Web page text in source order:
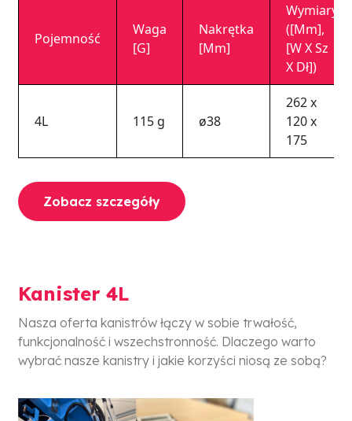
Pojemność
Waga
[g]
Nakrętka
[mm]
Wymiary
([mm],
[w X Sz
X Dł])
4L 115 g ø38
262 x
120 x
175
Zobacz szczegóły
Kanister 4L
Nasza oferta kanistrów łączy w sobie trwałość,
funkcjonalność i wszechstronność. Dlaczego warto
wybrać nasze kanistry i jakie korzyści niosą ze sobą?